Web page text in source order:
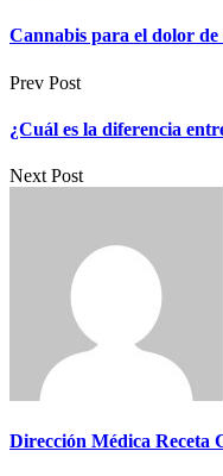
Cannabis para el dolor de
Prev Post
¿Cuál es la diferencia
Next Post
Dirección Médica Receta